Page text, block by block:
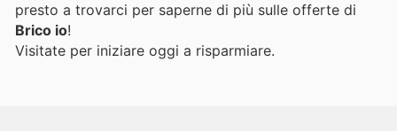
presto a trovarci per saperne di più sulle offerte di
Brico io!
Visitate per iniziare oggi a risparmiare.